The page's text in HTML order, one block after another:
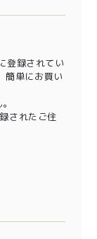
登録されてい
簡単にお買い
されたご住